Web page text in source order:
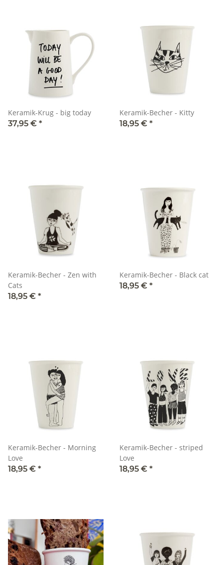
Keramik-Krug - big today
37,95 € *
Keramik-Becher - Kitty
18,95 € *
Keramik-Becher - Zen with
Cats
18,95 € *
Keramik-Becher - Black cat
18,95 € *
Keramik-Becher - Morning
Love
18,95 € *
Keramik-Becher - striped
Love
18,95 € *